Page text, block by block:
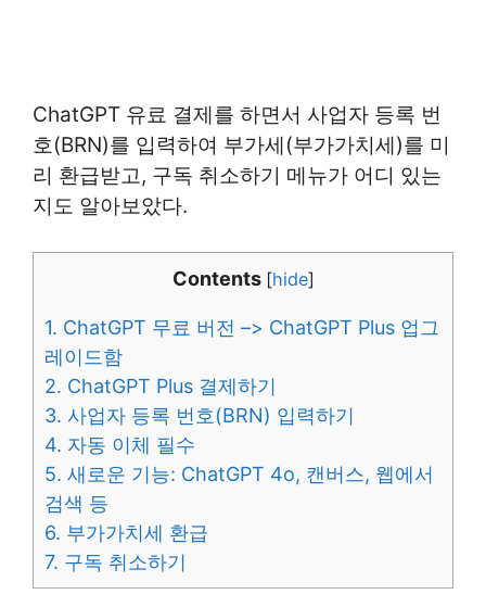
ChatGPT 유료 결제를 하면서 사업자 등록 번
호(BRN)를 입력하여 부가세(부가가치세)를 미
리 환급받고, 구독 취소하기 메뉴가 어디 있는
지도 알아보았다.
Contents [hide]
1. ChatGPT 무료 버전 –> ChatGPT Plus 업그
레이드함
2. ChatGPT Plus 결제하기
3. 사업자 등록 번호(BRN) 입력하기
4. 자동 이체 필수
5. 새로운 기능: ChatGPT 4o, 캔버스, 웹에서
검색 등
6. 부가가치세 환급
7. 구독 취소하기